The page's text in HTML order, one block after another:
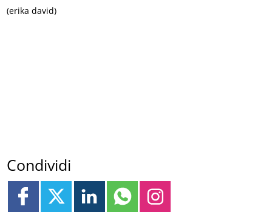
(erika david)
Condividi